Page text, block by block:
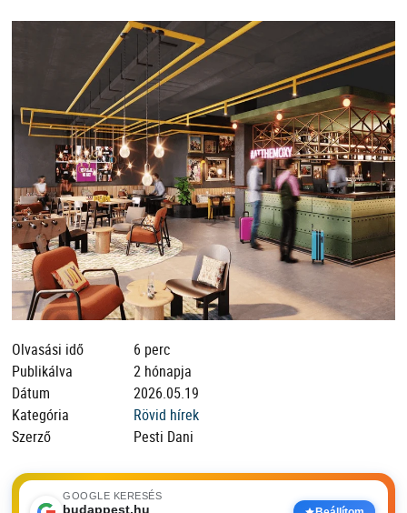
Olvasási idő
6 perc
Publikálva
2 hónapja
Dátum
2026.05.19
Kategória
Rövid hírek
Szerző
Pesti Dani
GOOGLE KERESÉS
budappest.hu